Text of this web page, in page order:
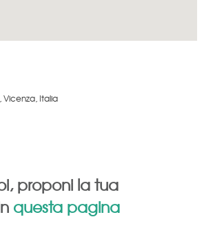
Italia
proponi la tua
questa pagina